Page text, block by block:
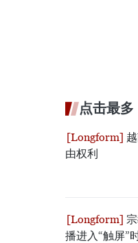
点击最多
由权利
播进入“触屏”